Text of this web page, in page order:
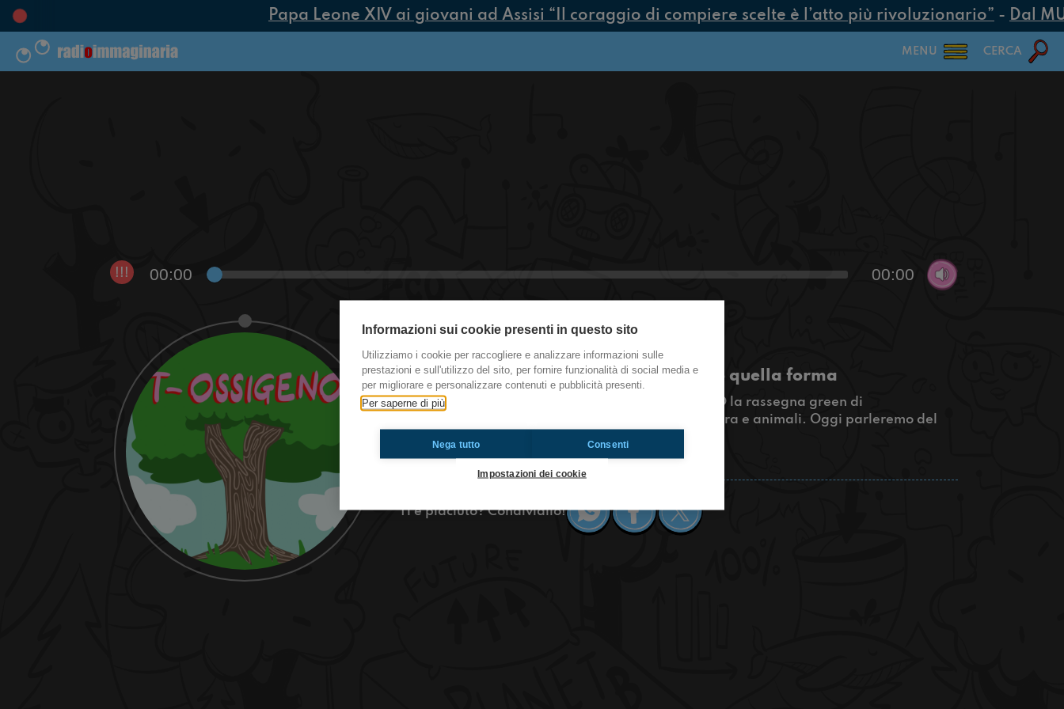
Papa Leone XIV ai giovani ad Assisi “Il coraggio di compiere scelte è l’atto più rivoluzionario”-Dal
MENU CERCA
!!! 00:00 00:00
Ep.170 Perchè i petali della rosa hanno quella forma
Ciao! Quello che state ascoltando è il T-OSSIGENO la rassegna green di
radioimmaginaria in cui vi parlo di ambiente, natura e animali. Oggi parleremo del
Ti è piaciuto? Condividilo!
Informazioni sui cookie presenti in questo sito
Utilizziamo i cookie per raccogliere e analizzare informazioni sulle
prestazioni e sull'utilizzo del sito, per fornire funzionalità di social media e
per migliorare e personalizzare contenuti e pubblicità presenti.
Per saperne di più
Nega tutto Consenti
Impostazioni dei cookie